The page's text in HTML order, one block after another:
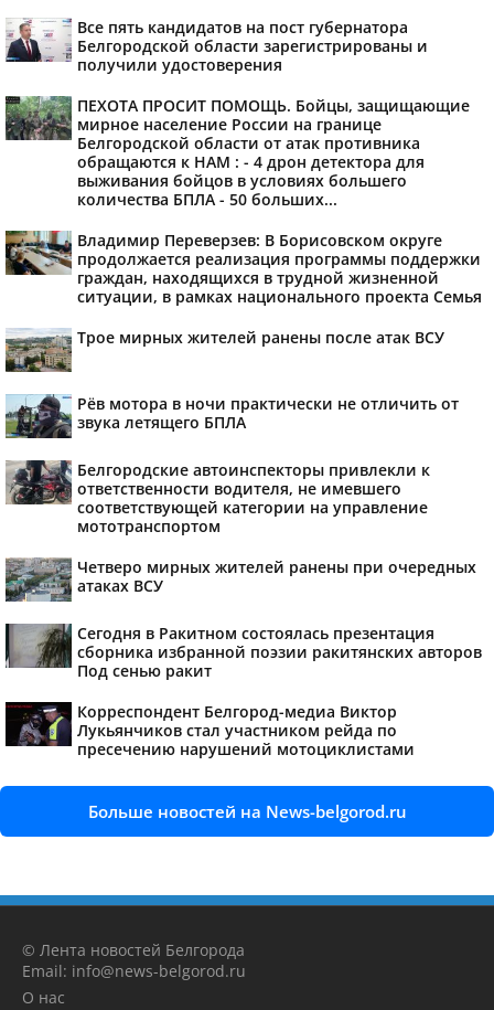
Все пять кандидатов на пост губернатора
Белгородской области зарегистрированы и
получили удостоверения
ПЕХОТА ПРОСИТ ПОМОЩЬ. Бойцы, защищающие
мирное население России на границе
Белгородской области от атак противника
обращаются к НАМ : - 4 дрон детектора для
выживания бойцов в условиях большего
количества БПЛА - 50 больших...
Владимир Переверзев: В Борисовском округе
продолжается реализация программы поддержки
граждан, находящихся в трудной жизненной
ситуации, в рамках национального проекта Семья
Трое мирных жителей ранены после атак ВСУ
Рёв мотора в ночи практически не отличить от
звука летящего БПЛА
Белгородские автоинспекторы привлекли к
ответственности водителя, не имевшего
соответствующей категории на управление
мототранспортом
Четверо мирных жителей ранены при очередных
атаках ВСУ
Сегодня в Ракитном состоялась презентация
сборника избранной поэзии ракитянских авторов
Под сенью ракит
Корреспондент Белгород-медиа Виктор
Лукьянчиков стал участником рейда по
пресечению нарушений мотоциклистами
Больше новостей на News-belgorod.ru
© Лента новостей Белгорода
Email: info@news-belgorod.ru
О нас